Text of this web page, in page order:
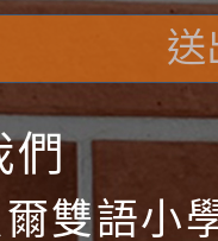
送
們
雙語小